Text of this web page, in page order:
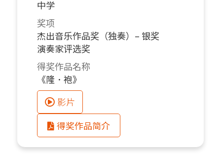
中学
奖项
杰出音乐作品奖（独奏）– 银奖
演奏家评选奖
得奖作品名称
《隆．袍》
影片
得奖作品简介